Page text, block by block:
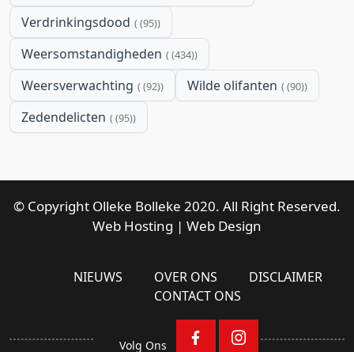
Verdrinkingsdood (95)
Weersomstandigheden (434)
Weersverwachting (92) Wilde olifanten (90)
Zedendelicten (95)
© Copyright Olleke Bolleke 2020. All Right Reserved.
Web Hosting | Web Design
NIEUWS OVER ONS
DISCLAIMER
CONTACT ONS
Volg Ons